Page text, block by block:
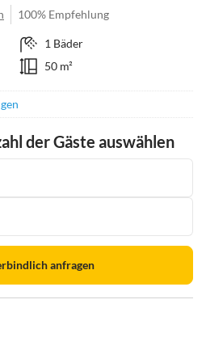
100% Empfehlung
1 Bäder
50 m²
der Gäste auswählen
anfragen